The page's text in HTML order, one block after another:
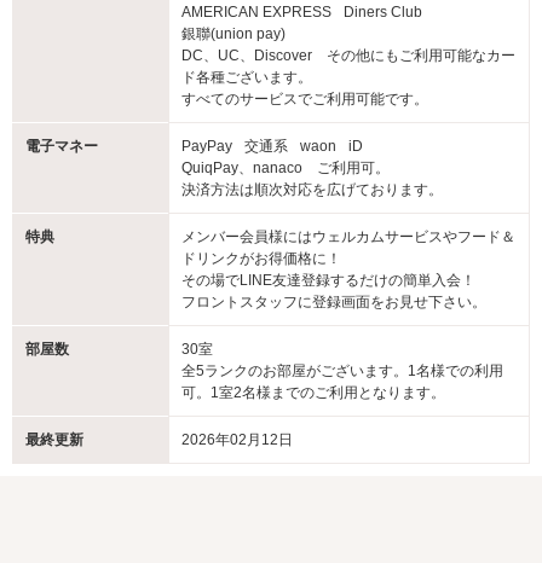
AMERICAN EXPRESS
Diners Club
銀聯(union pay)
DC、UC、Discover その他にもご利用可能なカー
ド各種ございます。
すべてのサービスでご利用可能です。
電子マネー PayPay 交通系 waon
iD
QuiqPay、nanaco ご利用可。
決済方法は順次対応を広げております。
特典
メンバー会員様にはウェルカムサービスやフード＆
ドリンクがお得価格に！
その場でLINE友達登録するだけの簡単入会！
フロントスタッフに登録画面をお見せ下さい。
部屋数
30室
全5ランクのお部屋がございます。1名様での利用
可。1室2名様までのご利用となります。
最終更新 2026年02月12日